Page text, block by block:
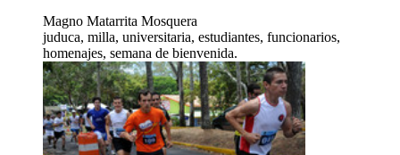
Magno Matarrita Mosquera
juduca, milla, universitaria, estudiantes, funcionarios,
homenajes, semana de bienvenida.